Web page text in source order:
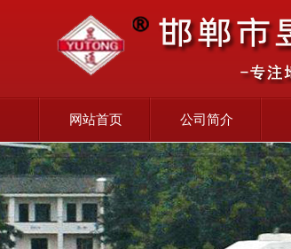
网站首页 公司简介